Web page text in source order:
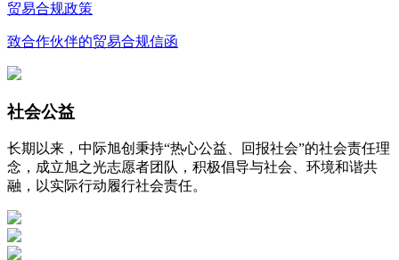
贸易合规政策
致合作伙伴的贸易合规信函
社会公益
长期以来，中际旭创秉持“热心公益、回报社会”的社会责任理
念，成立旭之光志愿者团队，积极倡导与社会、环境和谐共
融，以实际行动履行社会责任。